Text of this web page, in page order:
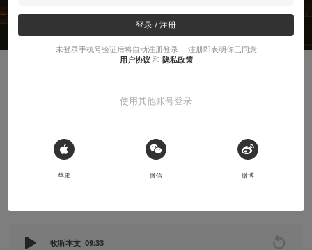
战争头颅
收听本文 09:33
登录 / 注册
未登录手机号验证后将自动注册登录， 注册即表明你已同意
用户协议 和 隐私政策
使用其他账号登录
 Sign in with Apple
苹果 微信 微博